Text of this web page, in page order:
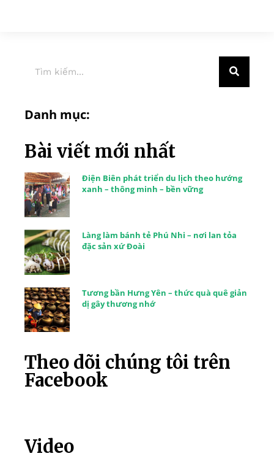
Danh mục:
Bài viết mới nhất
Điện Biên phát triển du lịch theo hướng
xanh – thông minh – bền vững
Làng làm bánh tẻ Phú Nhi – nơi lan tỏa
đặc sản xứ Đoài
Tương bần Hưng Yên – thức quà quê giản
dị gây thương nhớ
Theo dõi chúng tôi trên
Facebook
Video